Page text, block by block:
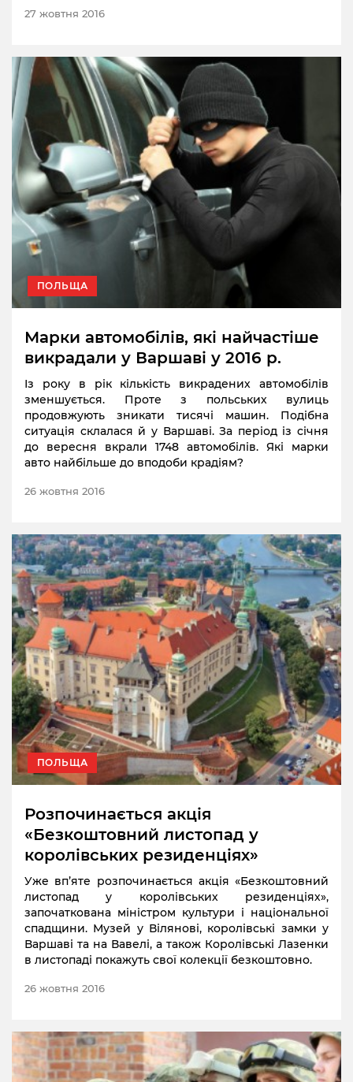
27 жовтня 2016
ПОЛЬЩА
Марки автомобілів, які найчастіше
викрадали у Варшаві у 2016 р.
Із року в рік кількість викрадених автомобілів
зменшується. Проте з польських вулиць
продовжують зникати тисячі машин. Подібна
ситуація склалася й у Варшаві. За період із січня
до вересня вкрали 1748 автомобілів. Які марки
авто найбільше до вподоби крадіям?
26 жовтня 2016
ПОЛЬЩА
Розпочинається акція
«Безкоштовний листопад у
королівських резиденціях»
Уже вп’яте розпочинається акція «Безкоштовний
листопад у королівських резиденціях»,
започаткована міністром культури і національної
спадщини. Музей у Вілянові, королівські замки у
Варшаві та на Вавелі, а також Королівські Лазенки
в листопаді покажуть свої колекції безкоштовно.
26 жовтня 2016